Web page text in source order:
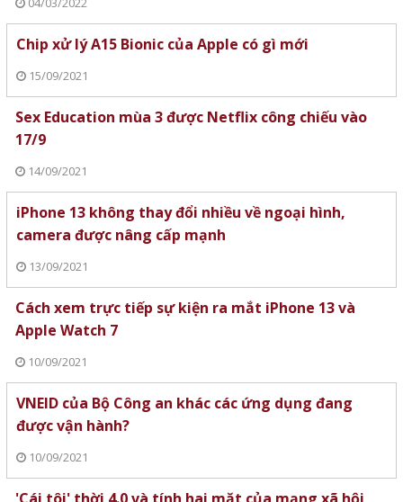
Chip xử lý A15 Bionic của Apple có gì mới
15/09/2021
Sex Education mùa 3 được Netflix công chiếu vào
17/9
14/09/2021
iPhone 13 không thay đổi nhiều về ngoại hình,
camera được nâng cấp mạnh
13/09/2021
Cách xem trực tiếp sự kiện ra mắt iPhone 13 và
Apple Watch 7
10/09/2021
VNEID của Bộ Công an khác các ứng dụng đang
được vận hành?
10/09/2021